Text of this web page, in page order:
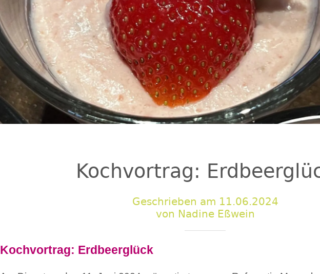
Kochvortrag:
Geschrieben am 11.06.2024
von Nadine Eßwein
Kochvortrag: Erdbeerglück